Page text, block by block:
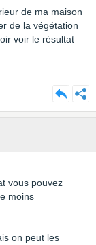
de ma maison
de la végétation
voir le résultat
vous pouvez
moins
on peut les